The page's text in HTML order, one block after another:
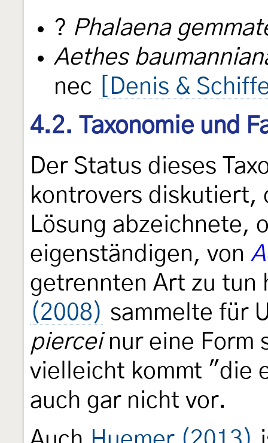
? Phalaena
Aethes
nec
[Denis &
4.2. Taxonomie und
Der Status dieses
kontrovers diskutiert,
Lösung abzeichnete,
eigenständigen, von
getrennten Art zu
(2008) sammelte für
pierceinur eine Form
vielleicht kommt "die
auch gar nicht vor.